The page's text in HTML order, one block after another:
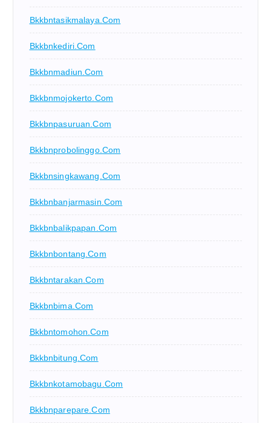
Bkkbntasikmalaya.com
Bkkbnkediri.com
Bkkbnmadiun.com
Bkkbnmojokerto.com
Bkkbnpasuruan.com
Bkkbnprobolinggo.com
Bkkbnsingkawang.com
Bkkbnbanjarmasin.com
Bkkbnbalikpapan.com
Bkkbnbontang.com
Bkkbntarakan.com
Bkkbnbima.com
Bkkbntomohon.com
Bkkbnbitung.com
Bkkbnkotamobagu.com
Bkkbnparepare.com